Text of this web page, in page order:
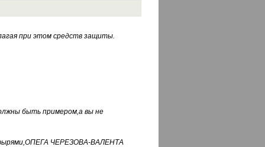
при этом средств защиты.
быть примером,а вы не
ЧЕРЕЗОВА-ВАЛЕНТА